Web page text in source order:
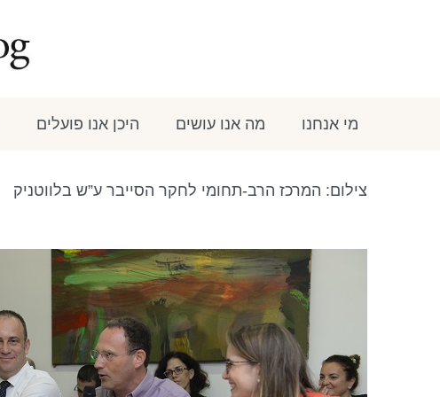
מי אנחנו מה אנו עושים היכן אנו פועלים
צילום: המרכז הרב-תחומי לחקר הסייבר ע”ש בלווטניק